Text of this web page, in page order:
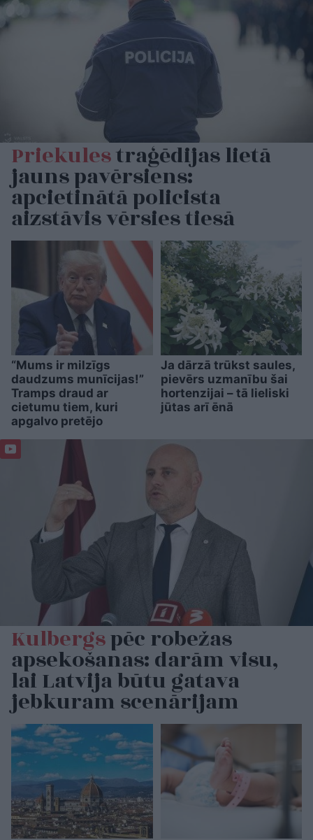
Priekulestraģēdijas lietā
jauns pavērsiens:
apcietinātā policista
aizstāvis vērsies tiesā
“Mums ir milzīgs
daudzums munīcijas!”
Tramps draud ar
cietumu tiem, kuri
apgalvo pretējo
Ja dārzā trūkst saules,
pievērs uzmanību šai
hortenzijai – tā lieliski
jūtas arī ēnā
Kulbergspēc robežas
apsekošanas: darām visu,
lai Latvija būtu gatava
jebkuram scenārijam